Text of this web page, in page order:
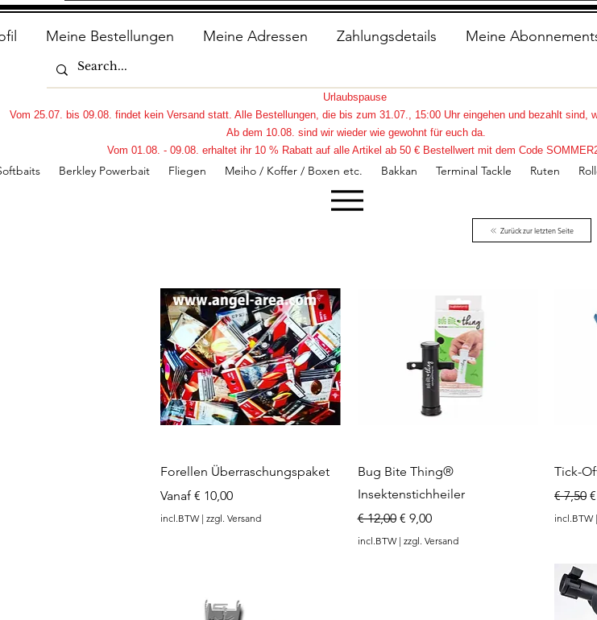
www.angel-area.com
Meine Bestellungen Meine Adressen Zahlungsdetails Meine
Berkley Powerbait Fliegen Meiho / Koffer / Boxen etc. Bakkan Terminal Tackle Ruten
Urlaubspause
Vom 25.07. bis 09.08. findet kein Versand statt. Alle Bestellungen, die bis zum 31.07., 15:00 Uhr eingehen und bezahlt sind,
Ab dem 10.08. sind wir wieder wie gewohnt für euch da.
Vom 01.08. - 09.08. erhaltet ihr 10 % Rabatt auf alle Artikel ab 50 € Bestellwert mit dem Code
Zurück zur letzten Seite
Snel overzicht
Forellen Überraschungspaket
Vanaf € 10,00
Verkoopprijs
incl.BTW | zzgl. Versand
Snel overzicht
Bug Bite Thing®
Insektenstichheiler
Normale prijs
€ 12,00 Verkoopprijs
€ 9,00
incl.BTW | zzgl. Versand
Tick-
€ 7,50
incl.BTW |